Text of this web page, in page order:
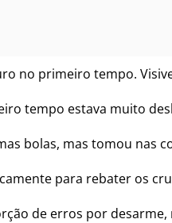
no primeiro tempo.
tempo estava muito
bolas, mas tomou nas
para rebater os
de erros por